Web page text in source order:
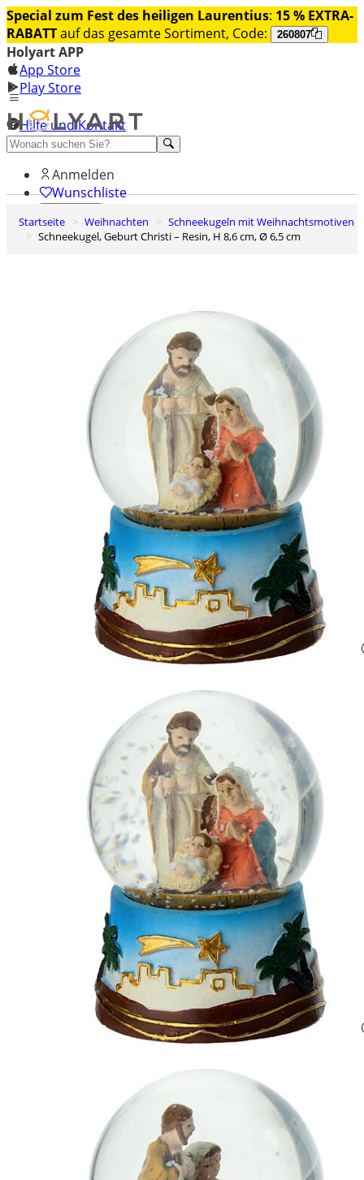
Special zum Fest des heiligen Laurentius: 15 % EXTRA-
RABATTauf das gesamte Sortiment, Code: 260807
Holyart APP
App Store
Play Store
Hilfe und Kontakt
Entdecken Sie Premium
Anmelden
Wunschliste
0
Warenkorb
Startseite Weihnachten
Schneekugeln mit Weihnachtsmotiven
Schneekugel, Geburt Christi – Resin, H 8,6 cm, Ø 6,5 cm